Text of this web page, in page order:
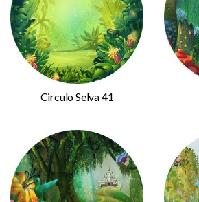
Circulo Selva 41